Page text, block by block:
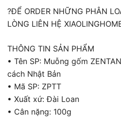
?ĐỂ ORDER NHỮNG PHÂN
LÒNG LIÊN HỆ
THÔNG TIN SẢN PHẨM
• Tên SP: Muỗng gốm
cách Nhật Bản
• Mã SP: ZPTT
• Xuất xứ: Đài Loan
• Cân nặng: 100g